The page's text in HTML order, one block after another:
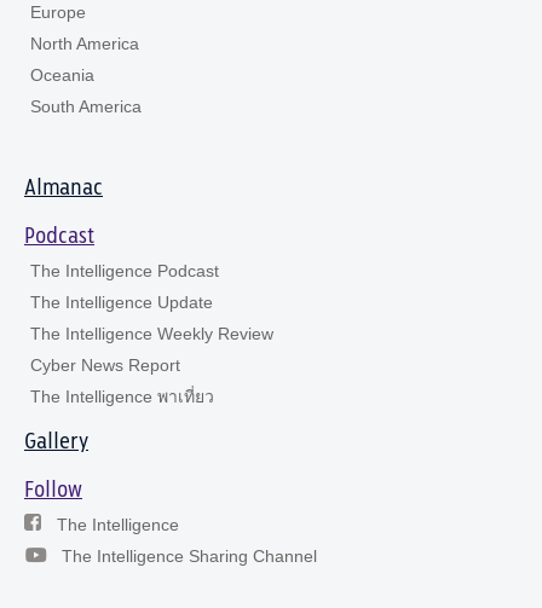
Europe
North America
Oceania
South America
Almanac
Podcast
The Intelligence Podcast
The Intelligence Update
The Intelligence Weekly Review
Cyber News Report
The Intelligence พาเที่ยว
Gallery
Follow
The Intelligence
The Intelligence Sharing Channel